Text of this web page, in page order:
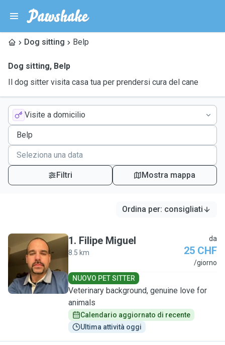
Dog sitting Belp
Dog sitting, Belp
Il dog sitter visita casa tua per prendersi cura del cane
Visite a domicilio
Filtri Mostra mappa
Ordina per: consigliati
F
1. Filipe Miguel
8.5 km
da
25 CHF
/giorno
NUOVO PET SITTER
Veterinary background, genuine love for
animals
Calendario aggiornato di recente
Ultima attività oggi